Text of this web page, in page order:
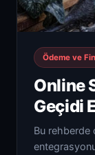
Ödeme ve
Online
Geçidi
Bu rehberde